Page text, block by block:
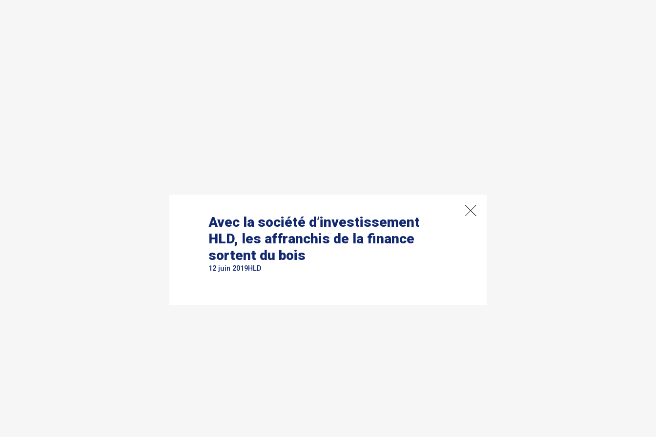
Avec la société d’investissement
HLD, les affranchis de la finance
sortent du bois
12 juin 2019HLD